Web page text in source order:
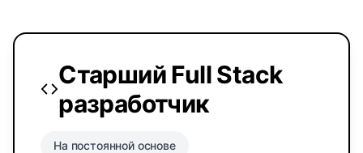
Старший Full Stack
разработчик
На постоянной основе